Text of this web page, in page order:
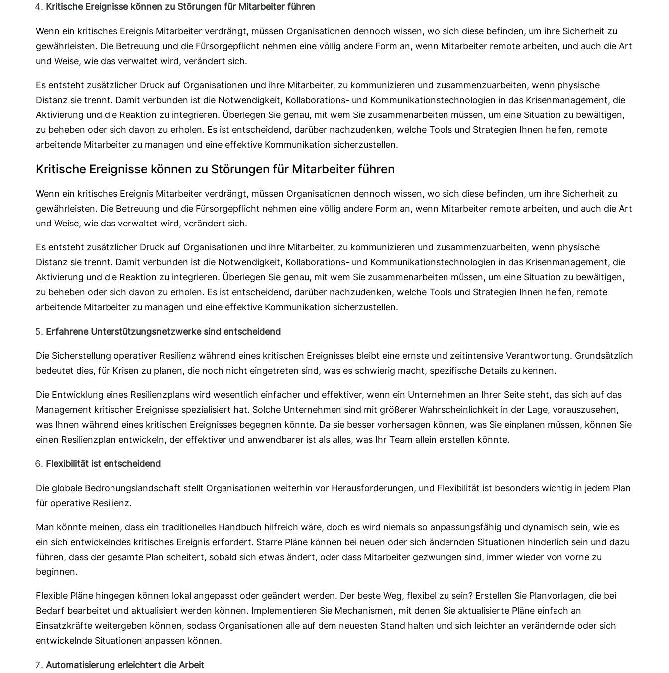
Kritische Ereignisse können zu Störungen für Mitarbeiter führen
Wenn ein kritisches Ereignis Mitarbeiter verdrängt, müssen Organisationen dennoch wissen, wo sich diese befinden, um ihre Sicherheit zu
gewährleisten. Die Betreuung und die Fürsorgepflicht nehmen eine völlig andere Form an, wenn Mitarbeiter remote arbeiten, und auch die Art
und Weise, wie das verwaltet wird, verändert sich.
Es entsteht zusätzlicher Druck auf Organisationen und ihre Mitarbeiter, zu kommunizieren und zusammenzuarbeiten, wenn physische
Distanz sie trennt. Damit verbunden ist die Notwendigkeit, Kollaborations- und Kommunikationstechnologien in das Krisenmanagement, die
Aktivierung und die Reaktion zu integrieren. Überlegen Sie genau, mit wem Sie zusammenarbeiten müssen, um eine Situation zu bewältigen,
zu beheben oder sich davon zu erholen. Es ist entscheidend, darüber nachzudenken, welche Tools und Strategien Ihnen helfen, remote
arbeitende Mitarbeiter zu managen und eine effektive Kommunikation sicherzustellen.
Kritische Ereignisse können zu Störungen für Mitarbeiter führen
Wenn ein kritisches Ereignis Mitarbeiter verdrängt, müssen Organisationen dennoch wissen, wo sich diese befinden, um ihre Sicherheit zu
gewährleisten. Die Betreuung und die Fürsorgepflicht nehmen eine völlig andere Form an, wenn Mitarbeiter remote arbeiten, und auch die Art
und Weise, wie das verwaltet wird, verändert sich.
Es entsteht zusätzlicher Druck auf Organisationen und ihre Mitarbeiter, zu kommunizieren und zusammenzuarbeiten, wenn physische
Distanz sie trennt. Damit verbunden ist die Notwendigkeit, Kollaborations- und Kommunikationstechnologien in das Krisenmanagement, die
Aktivierung und die Reaktion zu integrieren. Überlegen Sie genau, mit wem Sie zusammenarbeiten müssen, um eine Situation zu bewältigen,
zu beheben oder sich davon zu erholen. Es ist entscheidend, darüber nachzudenken, welche Tools und Strategien Ihnen helfen, remote
arbeitende Mitarbeiter zu managen und eine effektive Kommunikation sicherzustellen.
Erfahrene Unterstützungsnetzwerke sind entscheidend
Die Sicherstellung operativer Resilienz während eines kritischen Ereignisses bleibt eine ernste und zeitintensive Verantwortung. Grundsätzlich
bedeutet dies, für Krisen zu planen, die noch nicht eingetreten sind, was es schwierig macht, spezifische Details zu kennen.
Die Entwicklung eines Resilienzplans wird wesentlich einfacher und effektiver, wenn ein Unternehmen an Ihrer Seite steht, das sich auf das
Management kritischer Ereignisse spezialisiert hat. Solche Unternehmen sind mit größerer Wahrscheinlichkeit in der Lage, vorauszusehen,
was Ihnen während eines kritischen Ereignisses begegnen könnte. Da sie besser vorhersagen können, was Sie einplanen müssen, können Sie
einen Resilienzplan entwickeln, der effektiver und anwendbarer ist als alles, was Ihr Team allein erstellen könnte.
Flexibilität ist entscheidend
Die globale Bedrohungslandschaft stellt Organisationen weiterhin vor Herausforderungen, und Flexibilität ist besonders wichtig in jedem Plan
für operative Resilienz.
Man könnte meinen, dass ein traditionelles Handbuch hilfreich wäre, doch es wird niemals so anpassungsfähig und dynamisch sein, wie es
ein sich entwickelndes kritisches Ereignis erfordert. Starre Pläne können bei neuen oder sich ändernden Situationen hinderlich sein und dazu
führen, dass der gesamte Plan scheitert, sobald sich etwas ändert, oder dass Mitarbeiter gezwungen sind, immer wieder von vorne zu
beginnen.
Flexible Pläne hingegen können lokal angepasst oder geändert werden. Der beste Weg, flexibel zu sein? Erstellen Sie Planvorlagen, die bei
Bedarf bearbeitet und aktualisiert werden können. Implementieren Sie Mechanismen, mit denen Sie aktualisierte Pläne einfach an
Einsatzkräfte weitergeben können, sodass Organisationen alle auf dem neuesten Stand halten und sich leichter an verändernde oder sich
entwickelnde Situationen anpassen können.
Automatisierung erleichtert die Arbeit